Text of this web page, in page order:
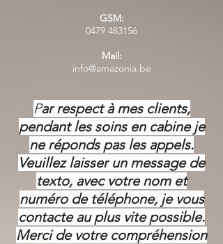
GSM:
0479 483156
Mail:
info@amazonia.be
Par respect à mes clients,
pendant les soins en cabine je
ne réponds pas les appels.
Veuillez laisser un message de
texto, avec votre nom et
numéro de téléphone, je vous
contacte au plus vite possible.
Merci de votre compréhension